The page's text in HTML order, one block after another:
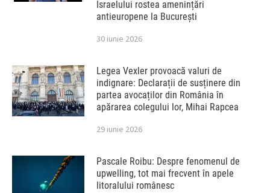
Israelului rostea amenințări
antieuropene la București
30 iunie 2026
Legea Vexler provoacă valuri de
indignare: Declarații de susținere din
partea avocaților din România în
apărarea colegului lor, Mihai Rapcea
29 iunie 2026
Pascale Roibu: Despre fenomenul de
upwelling, tot mai frecvent în apele
litoralului românesc